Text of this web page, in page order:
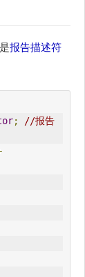
报告描述符
; //报告